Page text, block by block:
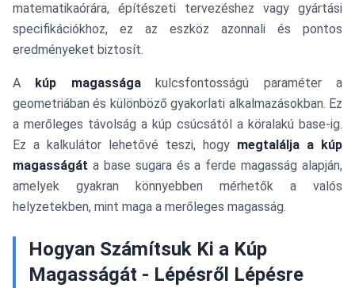
matematikaórára, építészeti tervezéshez vagy gyártási
specifikációkhoz, ez az eszköz azonnali és pontos
eredményeket biztosít.
A kúp magasságakulcsfontosságú paraméter a
geometriában és különböző gyakorlati alkalmazásokban. Ez
a merőleges távolság a kúp csúcsától a köralakú base-ig.
Ez a kalkulátor lehetővé teszi, hogy megtalálja a kúp
magasságát a base sugara és a ferde magasság alapján,
amelyek gyakran könnyebben mérhetők a valós
helyzetekben, mint maga a merőleges magasság.
Hogyan Számítsuk Ki a Kúp
Magasságát - Lépésről Lépésre